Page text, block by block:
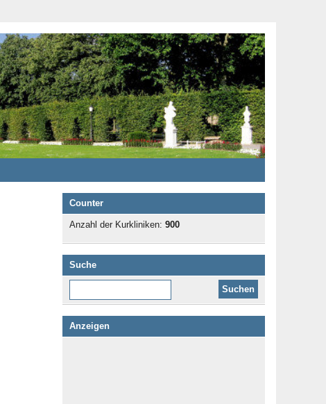
Counter
Anzahl der Kurkliniken: 900
Suche
Anzeigen